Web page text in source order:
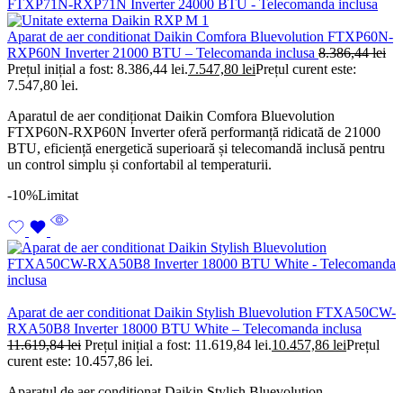
Aparat de aer conditionat Daikin Comfora Bluevolution FTXP60N-
RXP60N Inverter 21000 BTU – Telecomanda inclusa 8.386,44lei
Prețul inițial a fost: 8.386,44 lei.7.547,80 leiPrețul curent este:
7.547,80 lei.
Aparatul de aer condiționat Daikin Comfora Bluevolution
FTXP60N-RXP60N Inverter oferă performanță ridicată de 21000
BTU, eficiență energetică superioară și telecomandă inclusă pentru
un control simplu și confortabil al temperaturii.
-10%Limitat
Aparat de aer conditionat Daikin Stylish Bluevolution FTXA50CW-
RXA50B8 Inverter 18000 BTU White – Telecomanda inclusa
11.619,84lei Prețul inițial a fost: 11.619,84 lei.10.457,86 leiPrețul
curent este: 10.457,86 lei.